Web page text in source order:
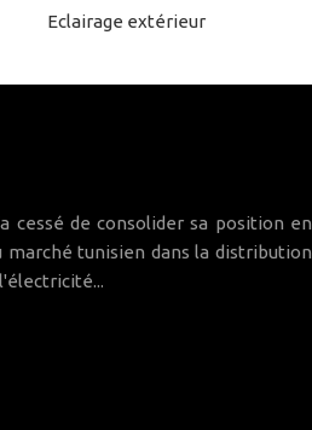
Eclairage extérieur
cessé de consolider sa position en
marché tunisien dans la distribution